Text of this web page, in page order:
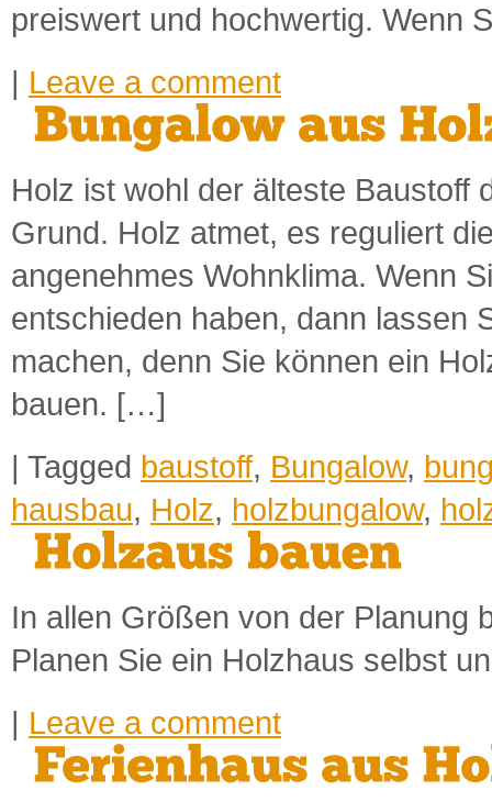
preiswert und hochwertig. Wenn
| Leave a comment
Holz ist wohl der älteste Baustoff
Grund. Holz atmet, es reguliert
angenehmes Wohnklima. Wenn
entschieden haben, dann lassen
machen, denn Sie können ein
bauen. […]
| Tagged baustoff, Bungalow,
hausbau, Holz, holzbungalow,
In allen Größen von der Planung
Planen Sie ein Holzhaus selbst
| Leave a comment